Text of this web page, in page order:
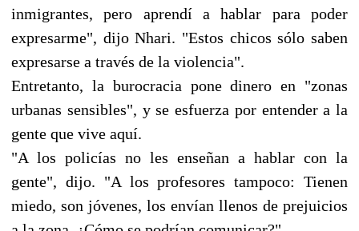
inmigrantes, pero aprendí a hablar para poder
expresarme", dijo Nhari. "Estos chicos sólo saben
expresarse a través de la violencia".
Entretanto, la burocracia pone dinero en "zonas
urbanas sensibles", y se esfuerza por entender a la
gente que vive aquí.
"A los policías no les enseñan a hablar con la
gente", dijo. "A los profesores tampoco: Tienen
miedo, son jóvenes, los envían llenos de prejuicios